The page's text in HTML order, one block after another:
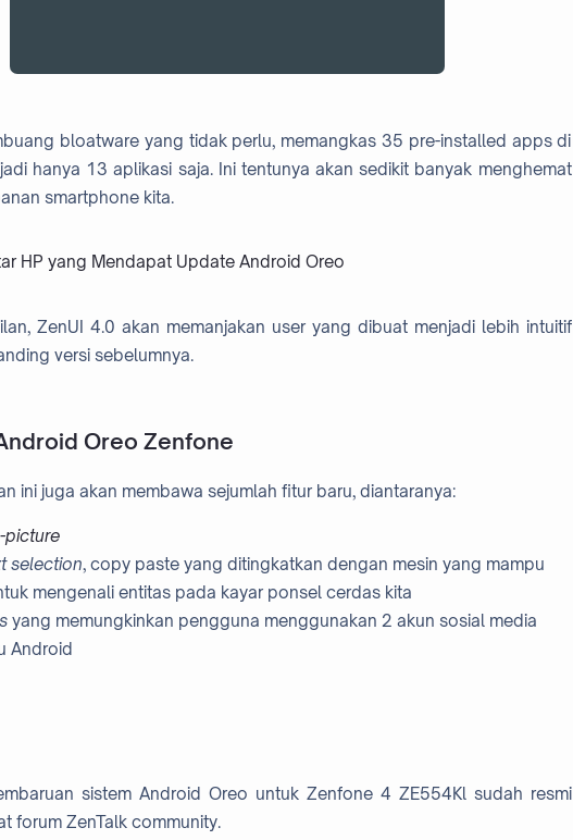
bloatware yang tidak perlu, memangkas 35 pre-installed apps di
hanya 13 aplikasi saja. Ini tentunya akan sedikit banyak menghemat
smartphone kita.
HP yang Mendapat Update Android Oreo
ZenUI 4.0 akan memanjakan user yang dibuat menjadi lebih intuitif
versi sebelumnya.
Oreo Zenfone
ini juga akan membawa sejumlah fitur baru, diantaranya:
picture
selection, copy paste yang ditingkatkan dengan mesin yang mampu
mengenali entitas pada kayar ponsel cerdas kita
yang memungkinkan pengguna menggunakan 2 akun sosial media
Android
sistem Android Oreo untuk Zenfone 4 ZE554Kl sudah resmi
forum ZenTalk community.